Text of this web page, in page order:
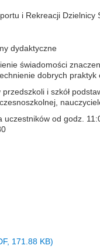
i Rekreacji Dzielnicy
dydaktyczne
świadomości
dobrych
przedszkoli i szkół
uczestników od godz.
171.88 KB)